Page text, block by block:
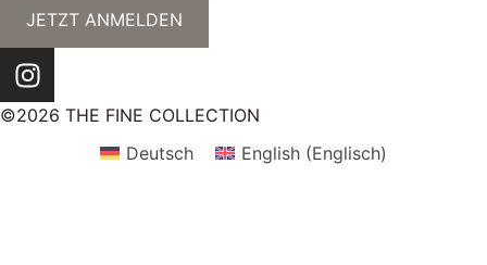
JETZT ANMELDEN
©2026 THE FINE COLLECTION
Deutsch
English (Englisch)